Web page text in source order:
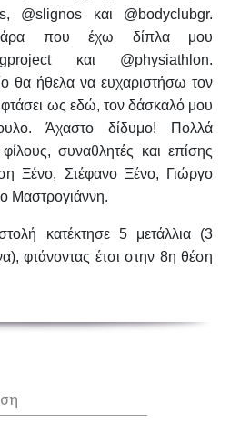
@slignos και @bodyclubgr.
που έχω δίπλα μου
και @physiathlon.
θα ήθελα να ευχαριστήσω τον
ως εδώ, τον δάσκαλό μου
Άχαστο δίδυμο! Πολλά
συναθλητές και επίσης
Ξένο, Στέφανο Ξένο, Γιώργο
Μαστρογιάννη.
κατέκτησε 5 μετάλλια (3
φτάνοντας έτσι στην 8η θέση